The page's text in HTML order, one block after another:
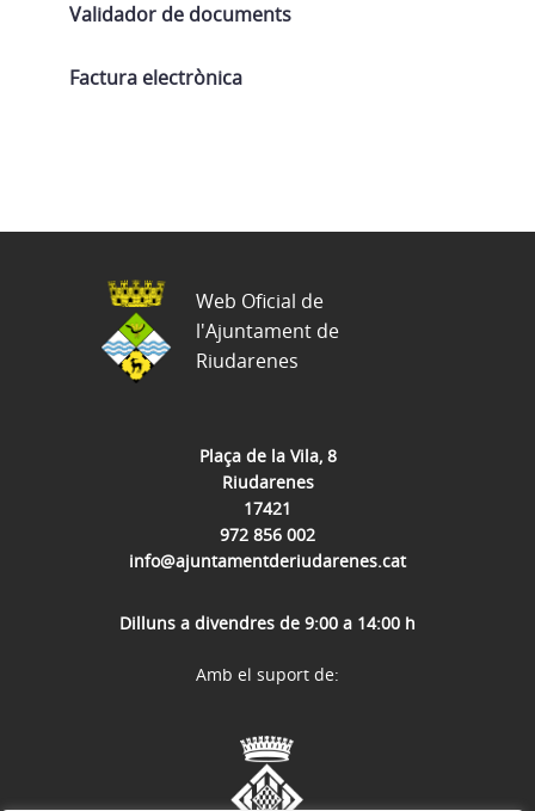
Validador de documents
Factura electrònica
Plaça de la Vila, 8
Riudarenes
17421
972 856 002
info@ajuntamentderiudarenes.cat
Dilluns a divendres de 9:00 a 14:00 h
Web Oficial de
l'Ajuntament de
Riudarenes
Amb el suport de: